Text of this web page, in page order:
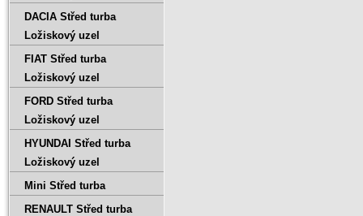
DACIA Střed turba
Ložiskový uzel
FIAT Střed turba
Ložiskový uzel
FORD Střed turba
Ložiskový uzel
HYUNDAI Střed turba
Ložiskový uzel
Mini Střed turba
RENAULT Střed turba